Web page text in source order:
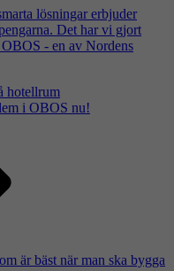
lösningar erbjuder
Det har vi gjort
- en av Nordens
i OBOS nu!